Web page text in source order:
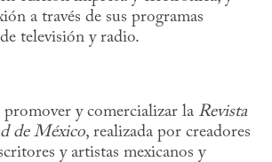
a través de sus programas
televisión y radio.
y comercializar la Revista
de México, realizada por creadores
y artistas mexicanos y